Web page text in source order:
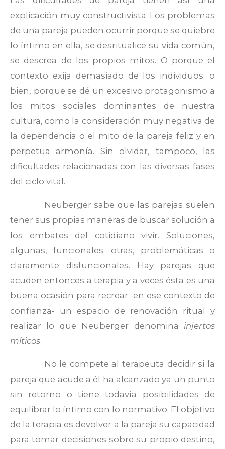
explicación muy constructivista. Los problemas
de una pareja pueden ocurrir porque se quiebre
lo íntimo en ella, se desritualice su vida común,
se descrea de los propios mitos. O porque el
contexto exija demasiado de los individuos; o
bien, porque se dé un excesivo protagonismo a
los mitos sociales dominantes de nuestra
cultura, como la consideración muy negativa de
la dependencia o el mito de la pareja feliz y en
perpetua armonía. Sin olvidar, tampoco, las
dificultades relacionadas con las diversas fases
del ciclo vital.
Neuberger sabe que las parejas suelen
tener sus propias maneras de buscar solución a
los embates del cotidiano vivir. Soluciones,
algunas, funcionales; otras, problemáticas o
claramente disfuncionales. Hay parejas que
acuden entonces a terapia y a veces ésta es una
buena ocasión para recrear -en ese contexto de
confianza- un espacio de renovación ritual y
realizar lo que Neuberger denomina injertos
míticos.
No le compete al terapeuta decidir si la
pareja que acude a él ha alcanzado ya un punto
sin retorno o tiene todavía posibilidades de
equilibrar lo íntimo con lo normativo. El objetivo
de la terapia es devolver a la pareja su capacidad
para tomar decisiones sobre su propio destino,